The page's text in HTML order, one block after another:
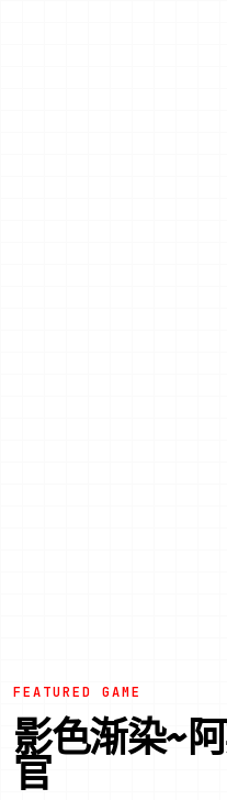
FEATURED GAME
影色渐染~
官